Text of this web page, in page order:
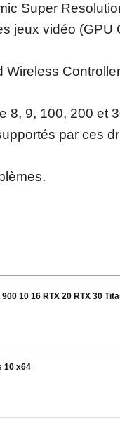
Super
jeux vidéo (GPU
Wireless
8, 9, 100, 200 et
par ces
10 16 RTX 20 RTX 30
10 x64